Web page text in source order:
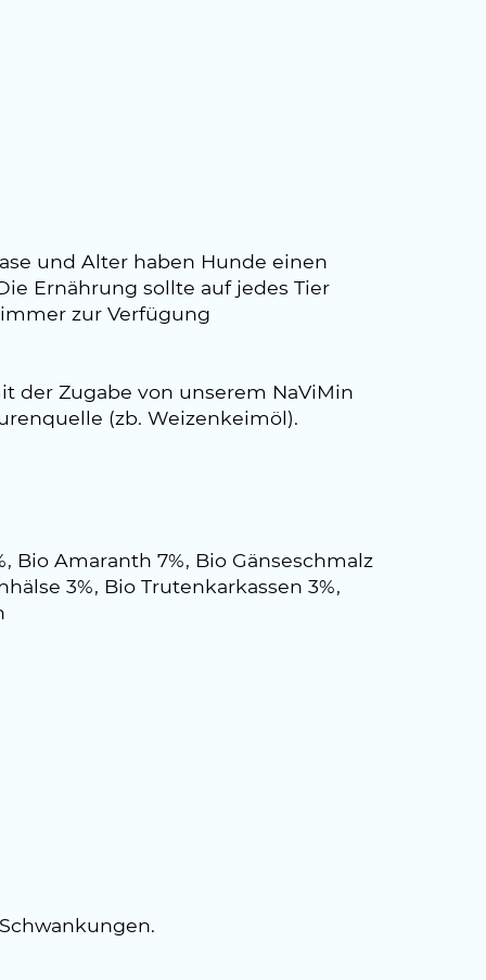
und Alter haben Hunde einen
Ernährung sollte auf jedes Tier
zur Verfügung
der Zugabe von unserem NaViMin
(zb. Weizenkeimöl).
Bio Amaranth 7%, Bio Gänseschmalz
3%, Bio Trutenkarkassen 3%,